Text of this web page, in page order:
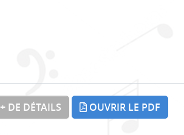
+ DE DÉTAILS OUVRIR LE PDF